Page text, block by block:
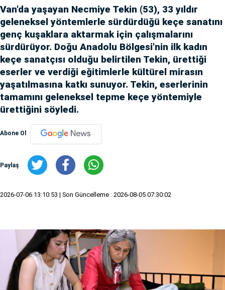
Van'da yaşayan Necmiye Tekin (53), 33 yıldır
geleneksel yöntemlerle sürdürdüğü keçe sanatını
genç kuşaklara aktarmak için çalışmalarını
sürdürüyor. Doğu Anadolu Bölgesi'nin ilk kadın
keçe sanatçısı olduğu belirtilen Tekin, ürettiği
eserler ve verdiği eğitimlerle kültürel mirasın
yaşatılmasına katkı sunuyor. Tekin, eserlerinin
tamamını geleneksel tepme keçe yöntemiyle
ürettiğini söyledi.
Abone Ol
Paylaş
2026-07-06 13:10:53 | Son Güncelleme : 2026-08-05 07:30:02